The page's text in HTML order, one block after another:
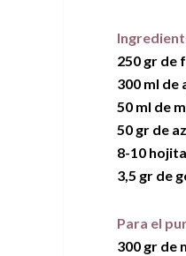
250 gr de
300 ml de
50 ml de
50 gr de
8-10
3,5 gr de
Para el
300 gr de